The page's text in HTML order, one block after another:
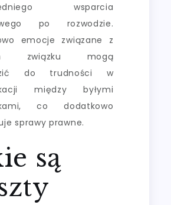
wsparcia
po rozwodzie.
emocje związane z
związku mogą
do trudności w
między byłymi
co dodatkowo
sprawy prawne.
są